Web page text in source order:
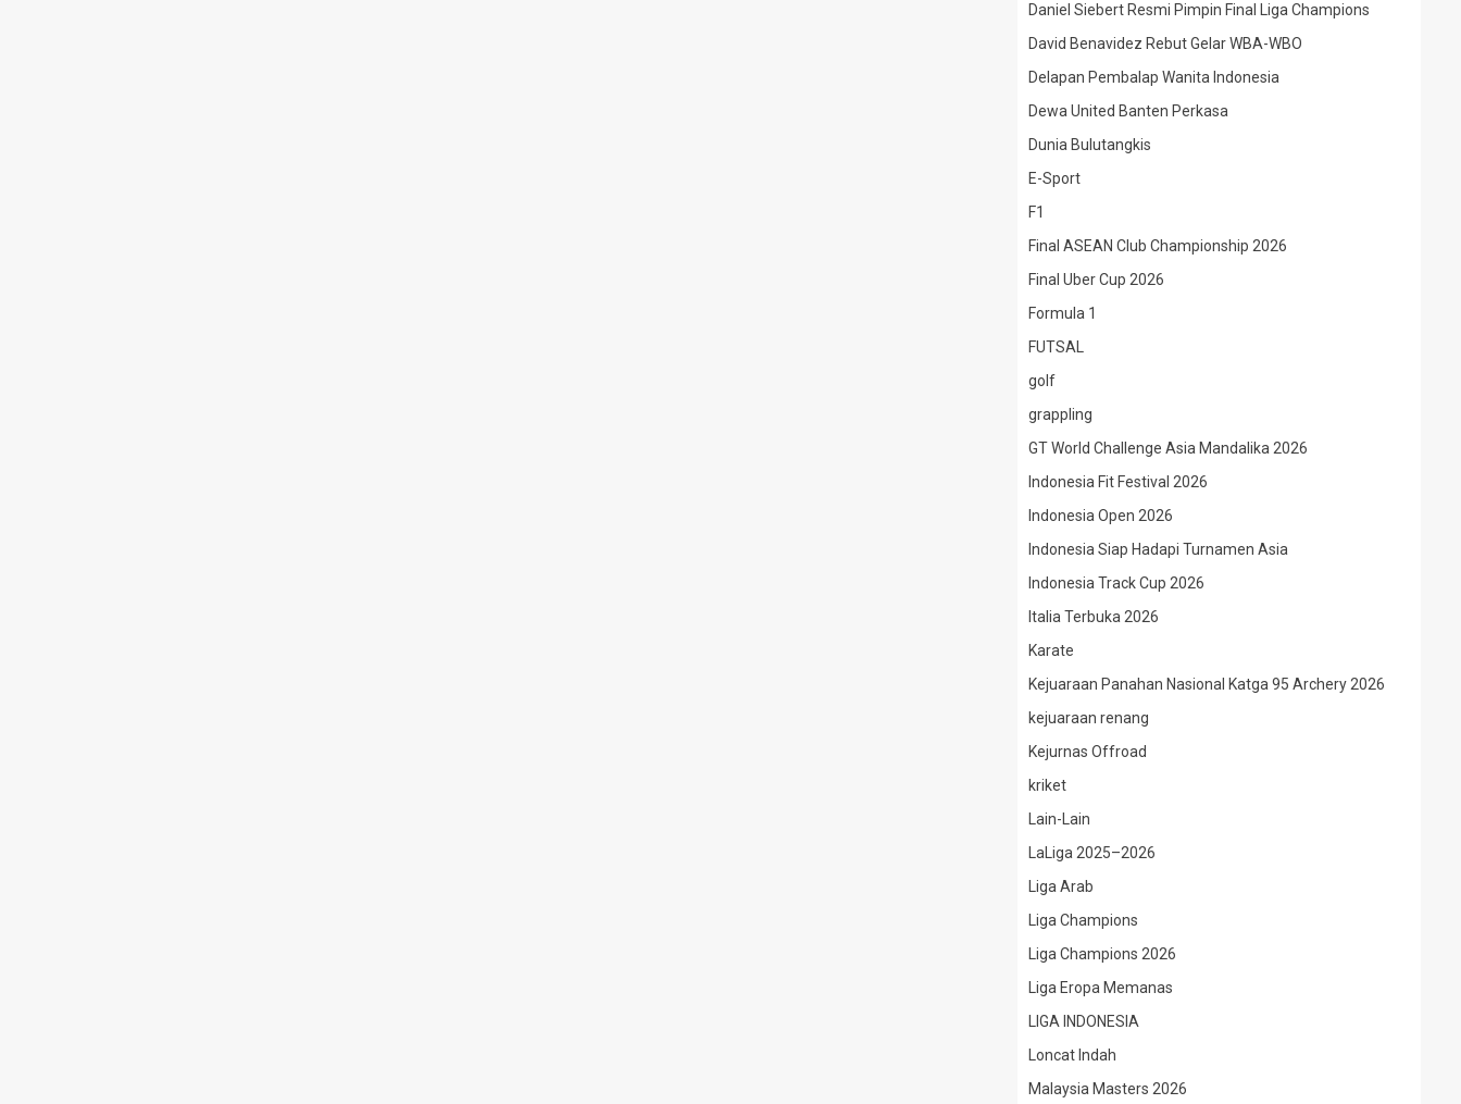
Daniel Siebert Resmi Pimpin Final Liga Champions
David Benavidez Rebut Gelar WBA-WBO
Delapan Pembalap Wanita Indonesia
Dewa United Banten Perkasa
Dunia Bulutangkis
E-Sport
F1
Final ASEAN Club Championship 2026
Final Uber Cup 2026
Formula 1
FUTSAL
golf
grappling
GT World Challenge Asia Mandalika 2026
Indonesia Fit Festival 2026
Indonesia Open 2026
Indonesia Siap Hadapi Turnamen Asia
Indonesia Track Cup 2026
Italia Terbuka 2026
Karate
Kejuaraan Panahan Nasional Katga 95 Archery 2026
kejuaraan renang
Kejurnas Offroad
kriket
Lain-Lain
LaLiga 2025–2026
Liga Arab
Liga Champions
Liga Champions 2026
Liga Eropa Memanas
LIGA INDONESIA
Loncat Indah
Malaysia Masters 2026